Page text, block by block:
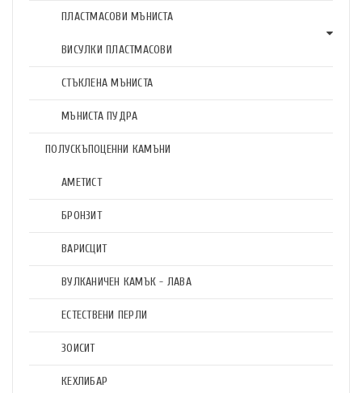
ПЛАСТМАСОВИ МЪНИСТА
ВИСУЛКИ ПЛАСТМАСОВИ
СТЪКЛЕНА МЪНИСТА
МЪНИСТА ПУДРА
ПОЛУСКЪПОЦЕННИ КАМЪНИ
АМЕТИСТ
БРОНЗИТ
ВАРИСЦИТ
ВУЛКАНИЧЕН КАМЪК - ЛАВА
ЕСТЕСТВЕНИ ПЕРЛИ
ЗОИСИТ
КЕХЛИБАР